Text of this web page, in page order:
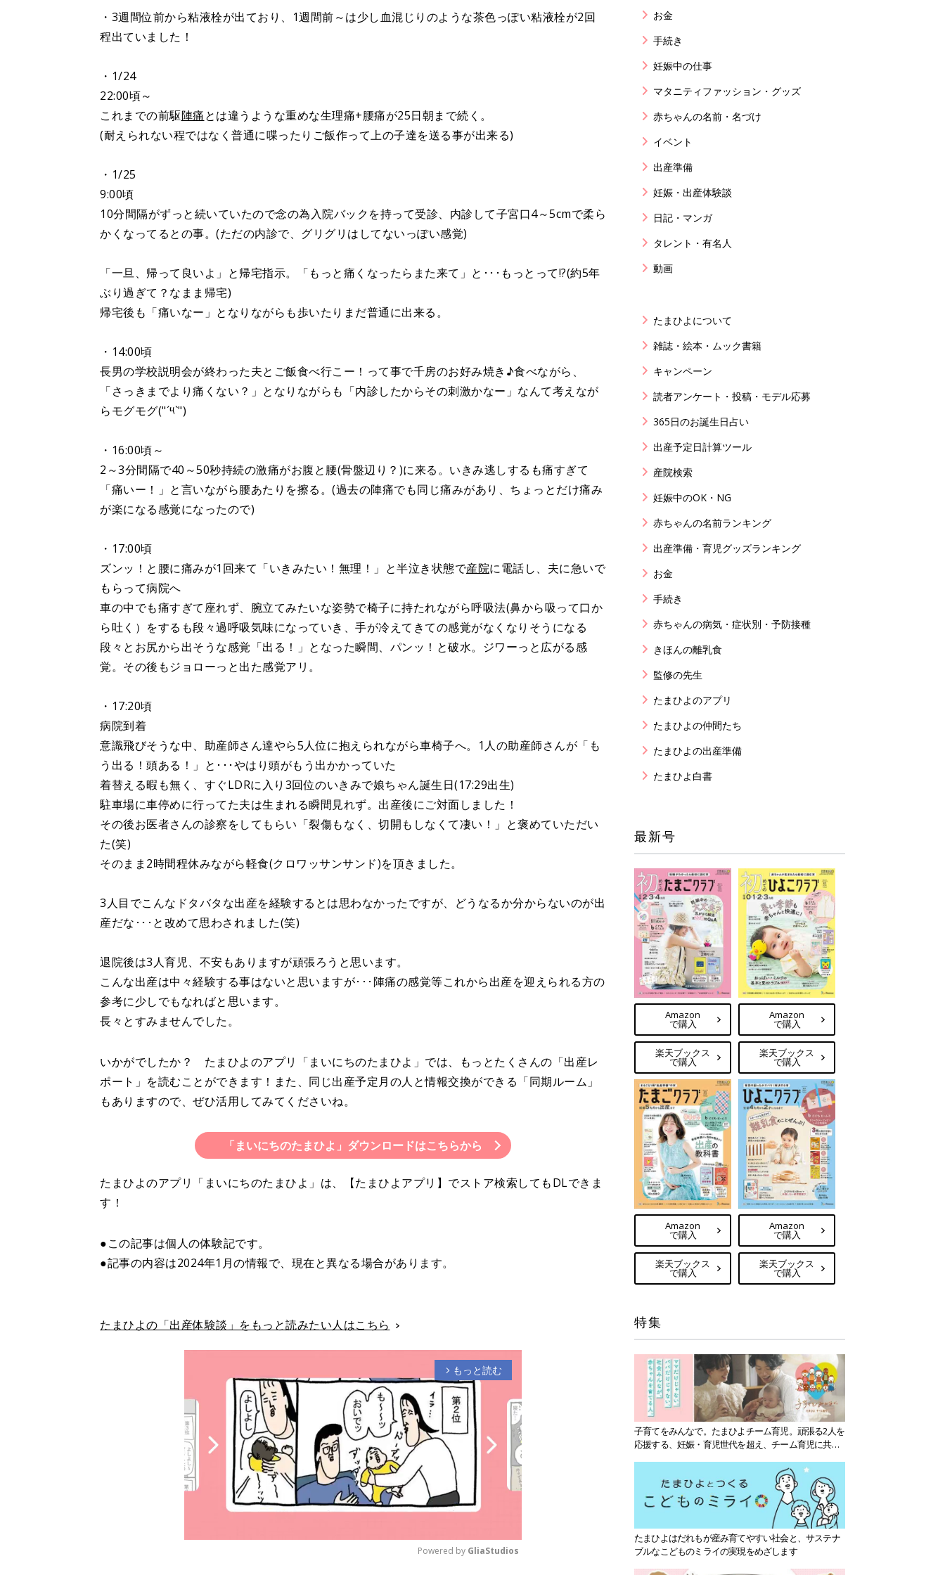
・3週間位前から粘液栓が出ており、1週間前～は少し血混じりのような茶色っぽい粘液栓が2回
程出ていました！
・1/24
22:00頃～
これまでの前駆陣痛とは違うような重めな生理痛+腰痛が25日朝まで続く。
(耐えられない程ではなく普通に喋ったりご飯作って上の子達を送る事が出来る)
・1/25
9:00頃
10分間隔がずっと続いていたので念の為入院バックを持って受診、内診して子宮口4～5cmで柔ら
かくなってるとの事。(ただの内診で、グリグリはしてないっぽい感覚)
「一旦、帰って良いよ」と帰宅指示。「もっと痛くなったらまた来て」と･･･もっとって!?(約5年
ぶり過ぎて？なまま帰宅)
帰宅後も「痛いなー」となりながらも歩いたりまだ普通に出来る。
・14:00頃
長男の学校説明会が終わった夫とご飯食べ行こー！って事で千房のお好み焼き♪食べながら、
「さっきまでより痛くない？」となりながらも「内診したからその刺激かなー」なんて考えなが
らモグモグ("´༥`")
・16:00頃～
2～3分間隔で40～50秒持続の激痛がお腹と腰(骨盤辺り？)に来る。いきみ逃しするも痛すぎて
「痛いー！」と言いながら腰あたりを擦る。(過去の陣痛でも同じ痛みがあり、ちょっとだけ痛み
が楽になる感覚になったので)
・17:00頃
ズンッ！と腰に痛みが1回来て「いきみたい！無理！」と半泣き状態で産院に電話し、夫に急いで
もらって病院へ
車の中でも痛すぎて座れず、腕立てみたいな姿勢で椅子に持たれながら呼吸法(鼻から吸って口か
ら吐く）をするも段々過呼吸気味になっていき、手が冷えてきての感覚がなくなりそうになる
段々とお尻から出そうな感覚「出る！」となった瞬間、パンッ！と破水。ジワーっと広がる感
覚。その後もジョローっと出た感覚アリ。
・17:20頃
病院到着
意識飛びそうな中、助産師さん達やら5人位に抱えられながら車椅子へ。1人の助産師さんが「も
う出る！頭ある！」と･･･やはり頭がもう出かかっていた
着替える暇も無く、すぐLDRに入り3回位のいきみで娘ちゃん誕生日(17:29出生)
駐車場に車停めに行ってた夫は生まれる瞬間見れず。出産後にご対面しました！
その後お医者さんの診察をしてもらい「裂傷もなく、切開もしなくて凄い！」と褒めていただい
た(笑)
そのまま2時間程休みながら軽食(クロワッサンサンド)を頂きました。
3人目でこんなドタバタな出産を経験するとは思わなかったですが、どうなるか分からないのが出
産だな･･･と改めて思わされました(笑)
退院後は3人育児、不安もありますが頑張ろうと思います。
こんな出産は中々経験する事はないと思いますが･･･陣痛の感覚等これから出産を迎えられる方の
参考に少しでもなればと思います。
長々とすみませんでした。
いかがでしたか？ たまひよのアプリ「まいにちのたまひよ」では、もっとたくさんの「出産レ
ポート」を読むことができます！また、同じ出産予定月の人と情報交換ができる「同期ルーム」
もありますので、ぜひ活用してみてくださいね。
「まいにちのたまひよ」ダウンロードはこちらから
たまひよのアプリ「まいにちのたまひよ」は、【たまひよアプリ】でストア検索してもDLできま
す！
●この記事は個人の体験記です。
●記事の内容は2024年1月の情報で、現在と異なる場合があります。
たまひよの「出産体験談」をもっと読みたい人はこちら
arrow_forward_ios もっと読む
Powered by GliaStudios
お金
手続き
妊娠中の仕事
マタニティファッション・グッズ
赤ちゃんの名前・名づけ
イベント
出産準備
妊娠・出産体験談
日記・マンガ
タレント・有名人
動画
たまひよについて
雑誌・絵本・ムック書籍
キャンペーン
読者アンケート・投稿・モデル応募
365日のお誕生日占い
出産予定日計算ツール
産院検索
妊娠中のOK・NG
赤ちゃんの名前ランキング
出産準備・育児グッズランキング
お金
手続き
赤ちゃんの病気・症状別・予防接種
きほんの離乳食
監修の先生
たまひよのアプリ
たまひよの仲間たち
たまひよの出産準備
たまひよ白書
最新号
Amazon
で購入
楽天ブックス
で購入
Amazon
で購入
楽天ブックス
で購入
Amazon
で購入
楽天ブックス
で購入
Amazon
で購入
楽天ブックス
で購入
特集
子育てをみんなで。たまひよチーム育児。頑張る2人を
応援する、妊娠・育児世代を超え、チーム育児に共感
たまひよはだれもが産み育てやすい社会と、サステナ
ブルなこどものミライの実現をめざします